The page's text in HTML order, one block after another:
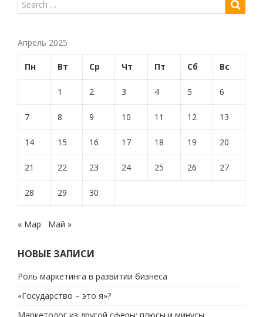
Апрель 2025
Пн Вт Ср Чт Пт Сб Вс
1 2 3 4 5 6
7 8 9 10 11 12 13
14 15 16 17 18 19 20
21 22 23 24 25 26 27
28 29 30
« Мар Май »
НОВЫЕ ЗАПИСИ
Роль маркетинга в развитии бизнеса
«Государство – это я»?